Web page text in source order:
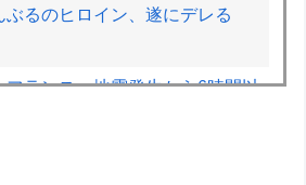
ぶるのヒロイン、遂にデレる
フランス、地震発生から6時間以